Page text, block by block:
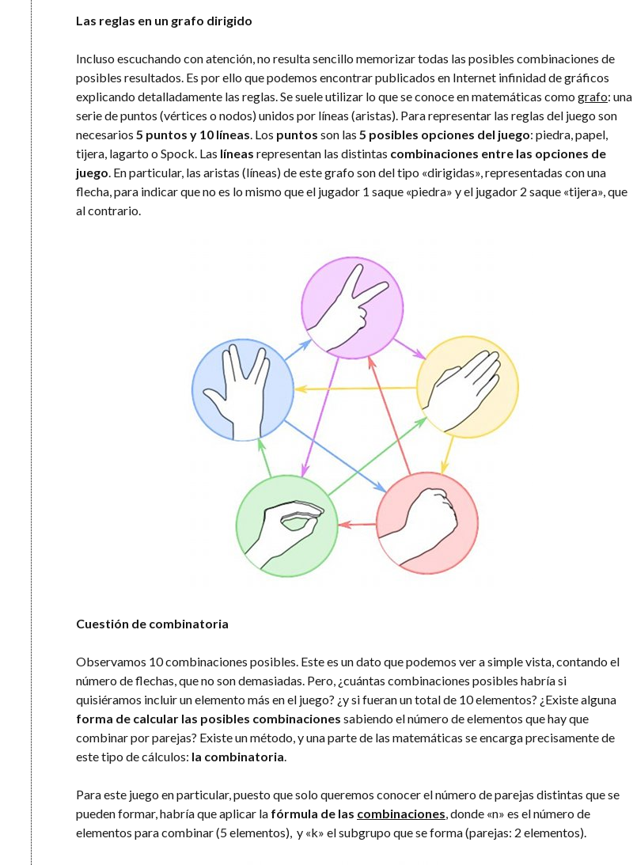
Las reglas en un grafo dirigido
Incluso escuchando con atención, no resulta sencillo memorizar todas las posibles combinaciones de
posibles resultados. Es por ello que podemos encontrar publicados en Internet infinidad de gráficos
explicando detalladamente las reglas. Se suele utilizar lo que se conoce en matemáticas como grafo: una
serie de puntos (vértices o nodos) unidos por líneas (aristas). Para representar las reglas del juego son
necesarios 5 puntos y 10 líneas . Los puntos son las 5 posibles opciones del juego: piedra, papel,
tijera, lagarto o Spock. Las líneas representan las distintas combinaciones entre las opciones de
juego . En particular, las aristas (líneas) de este grafo son del tipo «dirigidas», representadas con una
flecha, para indicar que no es lo mismo que el jugador 1 saque «piedra» y el jugador 2 saque «tijera», que
al contrario.
Cuestión de combinatoria
Observamos 10 combinaciones posibles. Este es un dato que podemos ver a simple vista, contando el
número de flechas, que no son demasiadas. Pero, ¿cuántas combinaciones posibles habría si
quisiéramos incluir un elemento más en el juego? ¿y si fueran un total de 10 elementos? ¿Existe alguna
forma de calcular las posibles combinaciones sabiendo el número de elementos que hay que
combinar por parejas? Existe un método, y una parte de las matemáticas se encarga precisamente de
este tipo de cálculos: la combinatoria
Para este juego en particular, puesto que solo queremos conocer el número de parejas distintas que se
pueden formar, habría que aplicar la fórmula de las combinaciones , donde «n» es el número de
elementos para combinar (5 elementos), y «k» el subgrupo que se forma (parejas: 2 elementos).